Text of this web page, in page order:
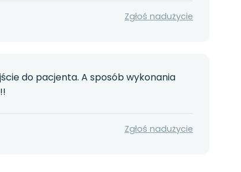
Zgłoś nadużycie
do pacjenta. A sposób wykonania
Zgłoś nadużycie